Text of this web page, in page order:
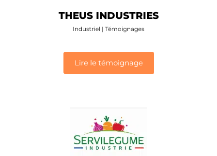
THEUS INDUSTRIES
Industriel | Témoignages
Lire le témoignage